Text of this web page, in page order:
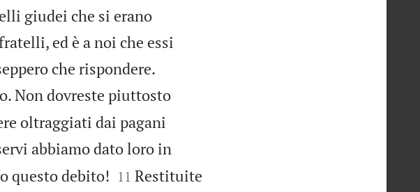
giudei che si erano
ed è a noi che essi
che rispondere.
Non dovreste piuttosto
oltraggiati dai pagani
abbiamo dato loro in
questo debito!
11 Restituite